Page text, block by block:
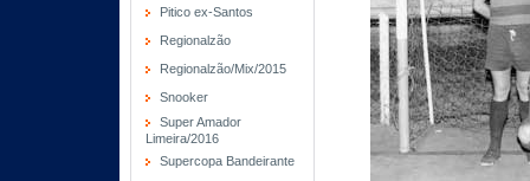
Pitico ex-Santos
Regionalzão
Regionalzão/Mix/2015
Snooker
Super Amador
Limeira/2016
Supercopa Bandeirante